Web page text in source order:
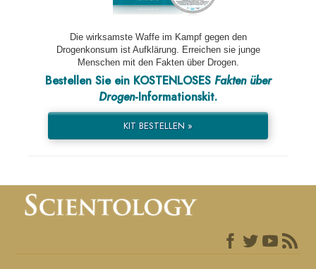
Die wirksamste Waffe im Kampf gegen den
Drogenkonsum ist Aufklärung. Erreichen sie junge
Menschen mit den Fakten über Drogen.
Bestellen Sie ein KOSTENLOSES Fakten über
Drogen-Informationskit.
KIT BESTELLEN »